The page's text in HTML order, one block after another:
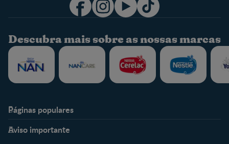
Descubra mais sobre as nossas marcas
Páginas populares
Sobre Nós
Aviso importante